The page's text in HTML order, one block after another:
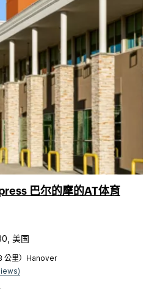
巴尔的摩的AT体育
美国
公里）Hanover